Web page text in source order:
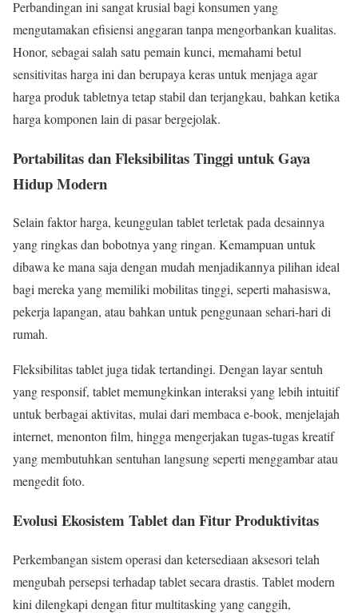
Perbandingan ini sangat krusial bagi konsumen yang
mengutamakan efisiensi anggaran tanpa mengorbankan kualitas.
Honor, sebagai salah satu pemain kunci, memahami betul
sensitivitas harga ini dan berupaya keras untuk menjaga agar
harga produk tabletnya tetap stabil dan terjangkau, bahkan ketika
harga komponen lain di pasar bergejolak.
Portabilitas dan Fleksibilitas Tinggi untuk Gaya
Hidup Modern
Selain faktor harga, keunggulan tablet terletak pada desainnya
yang ringkas dan bobotnya yang ringan. Kemampuan untuk
dibawa ke mana saja dengan mudah menjadikannya pilihan ideal
bagi mereka yang memiliki mobilitas tinggi, seperti mahasiswa,
pekerja lapangan, atau bahkan untuk penggunaan sehari-hari di
rumah.
Fleksibilitas tablet juga tidak tertandingi. Dengan layar sentuh
yang responsif, tablet memungkinkan interaksi yang lebih intuitif
untuk berbagai aktivitas, mulai dari membaca e-book, menjelajah
internet, menonton film, hingga mengerjakan tugas-tugas kreatif
yang membutuhkan sentuhan langsung seperti menggambar atau
mengedit foto.
Evolusi Ekosistem Tablet dan Fitur Produktivitas
Perkembangan sistem operasi dan ketersediaan aksesori telah
mengubah persepsi terhadap tablet secara drastis. Tablet modern
kini dilengkapi dengan fitur multitasking yang canggih,